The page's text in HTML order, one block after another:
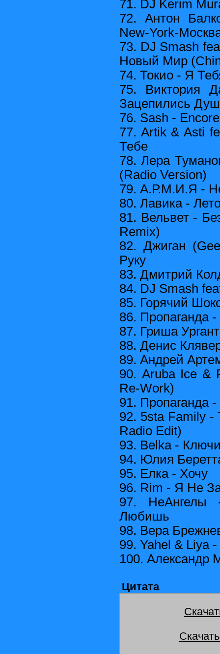
71. DJ Kerim
72. Антон
New-York-
73. DJ Smash
Новый Мир
74. Токио - Я
75. Виктория
Зацепились
76. Sash -
77. Artik & Asti
Тебе
78. Лера
(Radio Version)
79. А.Р.М.И.Я -
80. Лавика -
81. Вельвет -
Remix)
82. Джиган
Руку
83. Дмитрий
84. DJ Smash
85. Горячий
86. Пропаганда
87. Гриша
88. Денис
89. Андрей
90. Aruba Ice &
Re-Work)
91. Пропаганда -
92. 5sta Family
Radio Edit)
93. Belka -
94. Юлия
95. Елка - Хочу
96. Rim - Я Не
97. НеАнгелы
Любишь
98. Вера
99. Yahel & Liya
100. Александр
Цитата